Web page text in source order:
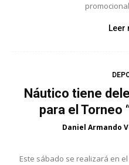
Leer
Náutico tiene
para el Torneo
Daniel Armando
Este sábado se realizará en